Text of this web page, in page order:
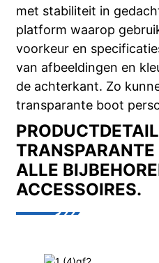
met stabiliteit in
platform waarop
voorkeur en
van afbeeldingen en
de achterkant. Zo
transparante boot
ALLE
ACCESSOIRES.